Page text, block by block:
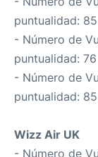
puntualidad:
- Número de
puntualidad:
- Número de
puntualidad:
Wizz Air UK
- Número de